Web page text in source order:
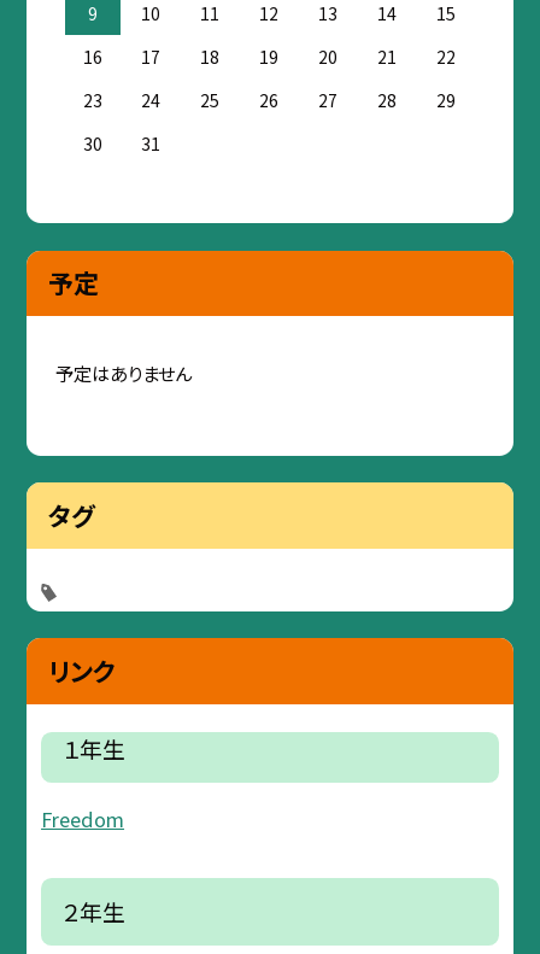
9
10 11 12 13 14
15
16
17 18 19 20 21
22
23
24 25 26 27 28
29
30
31
予定
予定はありません
タグ
リンク
１年生
Freedom
２年生